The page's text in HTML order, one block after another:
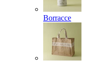
Borracce